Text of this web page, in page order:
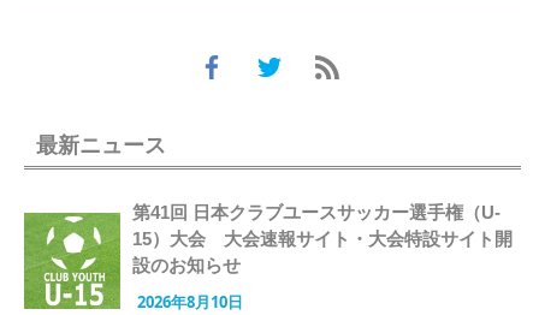
最新ニュース
第41回 日本クラブユースサッカー選手権（U-
15）大会 大会速報サイト・大会特設サイト開
設のお知らせ
2026年8月10日